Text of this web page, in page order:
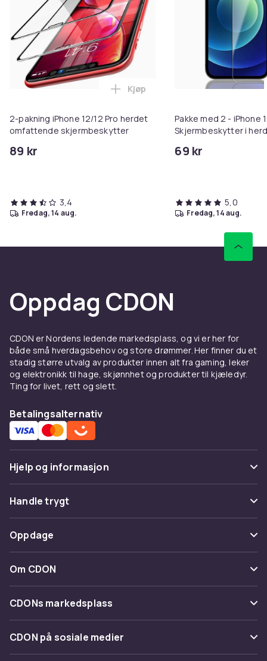
2-pakning iPhone 12/12 Pro herdet
omfattende skjermbeskytter
89 kr
Legg 2-pakning iPhone 12/12
Kjøp
3,4
fredag, 14 aug.
Pakke med 2 - iPhone
Skjermbeskytter i
69 kr
5,0
fredag, 14 aug.
Oppdag CDON
CDON er Nordens ledende markedsplass, og vi er her for
både små hverdagsbehov og store drømmer. Her finner du et
stadig større utvalg av produkter innen alt fra gaming, leker
og elektronikk til hage, skjønnhet og produkter til kjæledyr.
Ting for livet, rett og slett.
Betalingsalternativ
Hjelp og informasjon
Vanlige spørsmål
Spor pakke
Angre & returner her
Kontakt oss
Handle trygt
Betaling
Levering
Tilbakekallinger
Oppdage
Kategorier
Varemerker
Om CDON
Om oss
Kundeanmeldelser
Jobbe på CDON
CDONs markedsplass
Merchant Help Center
CDON på sosiale medier